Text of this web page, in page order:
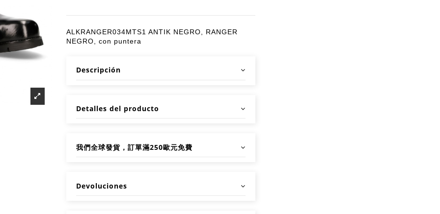
ALKRANGER034MTS1 ANTIK NEGRO, RANGER
NEGRO, con puntera
Descripción
Detalles del producto
我們全球發貨，訂單滿250歐元免費
Devoluciones